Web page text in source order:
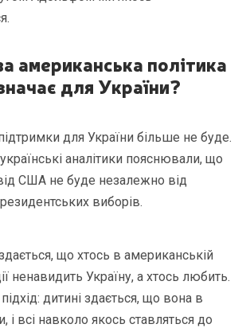
американська політика
для України?
для України більше не буде.
аналітики пояснювали, що
США не буде незалежно від
виборів.
що хтось в американській
ненавидить Україну, а хтось любить.
дитині здається, що вона в
і всі навколо якось ставляться до